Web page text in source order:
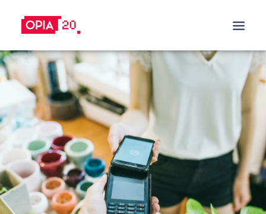
LES OFFRES PROMOTIONNELLES
NOS SOLUTIONS
OFFRE DE REMBOURSEMENT
OFFRE DE REPRISE
SATISFAIT OU REMBOURSÉ
PRIME À L’ACHAT
OFFRES PROMOTIONNELLES STRATÉGIQUES